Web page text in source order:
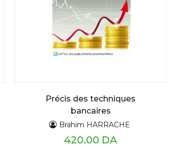
Précis des techniques
bancaires
Brahim HARRACHE
420.00 DA